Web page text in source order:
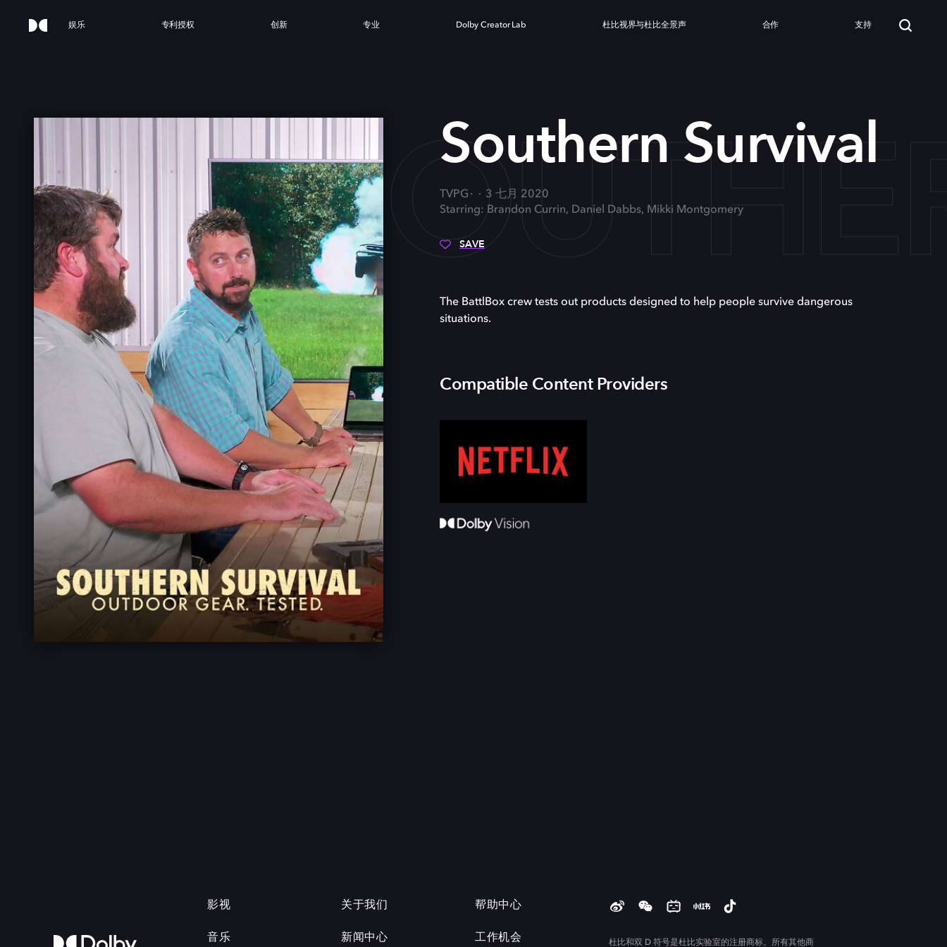
娱乐 专利授权 创新 专业 Dolby Creator Lab 杜比视界与杜比全景声 合作 支持
Southern Survival
TVPG
3 七月 2020
Starring: Brandon Currin, Daniel Dabbs, Mikki Montgomery
SAVE
The BattlBox crew tests out products designed to help people survive dangerous
situations.
Compatible Content Providers
影视
音乐
关于我们
新闻中心
帮助中心
工作机会 杜比和双 D 符号是杜比实验室的注册商标。所有其他商